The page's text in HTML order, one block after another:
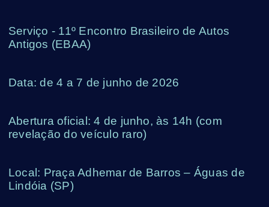
Serviço - 11º Encontro Brasileiro de Autos
Antigos (EBAA)
Data: de 4 a 7 de junho de 2026
Abertura oficial: 4 de junho, às 14h (com
revelação do veículo raro)
Local: Praça Adhemar de Barros – Águas de
Lindóia (SP)